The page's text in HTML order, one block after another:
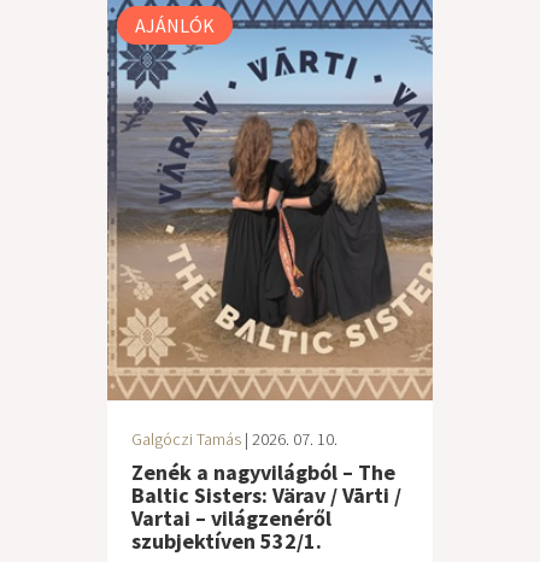
AJÁNLÓK
Galgóczi Tamás | 2026. 07. 10.
Zenék a nagyvilágból – The
Baltic Sisters: Värav / Vārti /
Vartai – világzenéről
szubjektíven 532/1.